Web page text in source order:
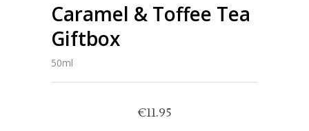
Caramel & Toffee Tea
Giftbox
50ml
€11.95